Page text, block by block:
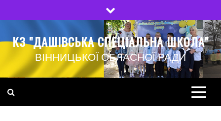
to
КЗ "ДАШІВСЬКА СПЕЦІАЛЬНА ШКОЛА"
ВІННИЦЬКОЇ ОБЛАСНОЇ РАДИ